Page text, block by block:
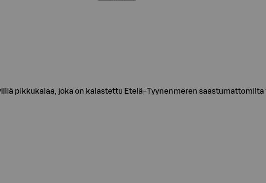
pikkukalaa, joka on kalastettu Etelä-Tyynenmeren saastumattomilta